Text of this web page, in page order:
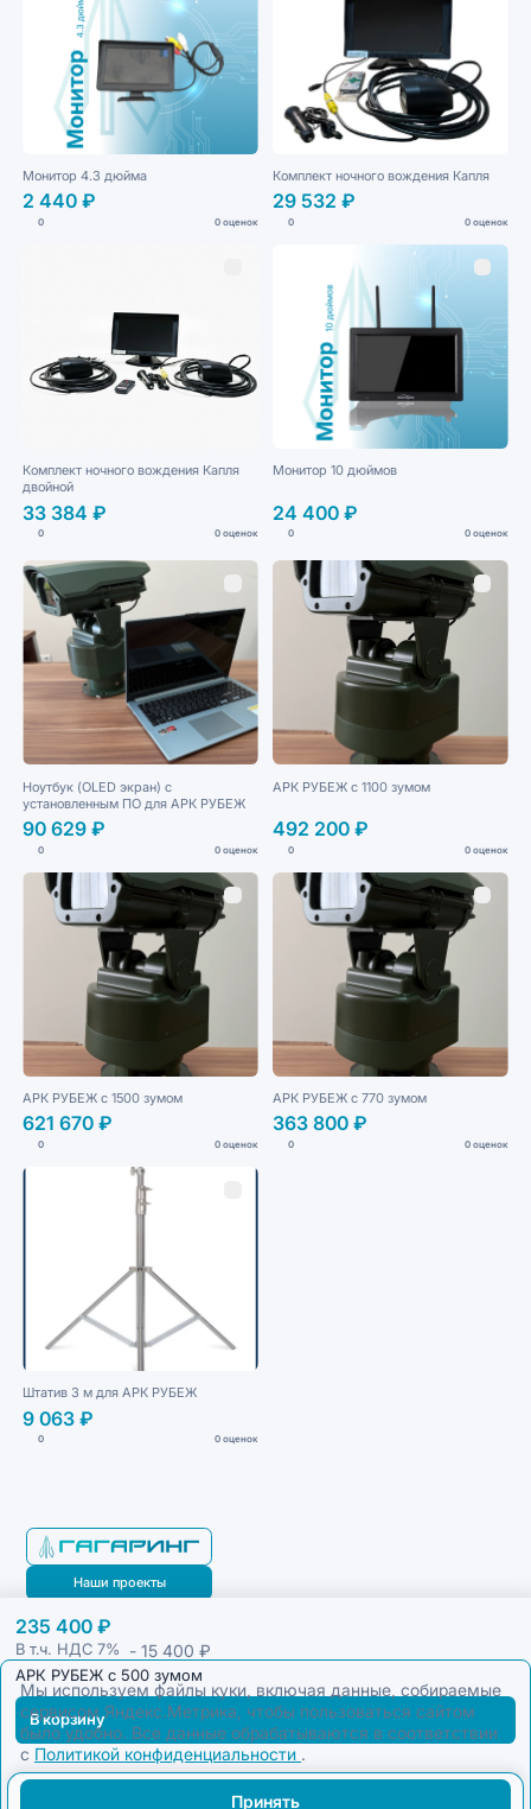
Мы используем файлы куки, включая данные, собираемые
сервисом Яндекс.Метрика, чтобы пользоваться сайтом
было удобно. Все данные обрабатываются в соответствии
с Политикой конфиденциальности .
Принять
Монитор 4.3 дюйма
2 440 ₽
0 0 оценок
Комплект ночного вождения Капля
29 532 ₽
0 0 оценок
Комплект ночного вождения Капля
двойной
33 384 ₽
0 0 оценок
Монитор 10 дюймов
24 400 ₽
0 0 оценок
Ноутбук (OLED экран) с
установленным ПО для АРК РУБЕЖ
90 629 ₽
0 0 оценок
АРК РУБЕЖ с 1100 зумом
492 200 ₽
0 0 оценок
АРК РУБЕЖ с 1500 зумом
621 670 ₽
0 0 оценок
АРК РУБЕЖ с 770 зумом
363 800 ₽
0 0 оценок
Штатив 3 м для АРК РУБЕЖ
9 063 ₽
0 0 оценок
235 400 ₽
В т.ч. НДС 7% - 15 400 ₽
АРК РУБЕЖ с 500 зумом
В корзину
Наши проекты
Блог